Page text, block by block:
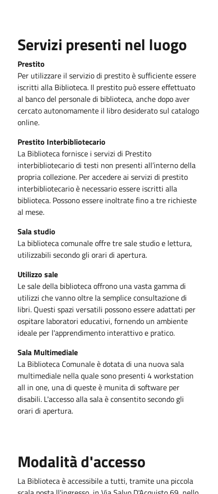
Servizi presenti nel luogo
Prestito
Per utilizzare il servizio di prestito è sufficiente essere
iscritti alla Biblioteca. Il prestito può essere effettuato
al banco del personale di biblioteca, anche dopo aver
cercato autonomamente il libro desiderato sul catalogo
online.
Prestito Interbibliotecario
La Biblioteca fornisce i servizi di Prestito
interbibliotecario di testi non presenti all’interno della
propria collezione. Per accedere ai servizi di prestito
interbibliotecario è necessario essere iscritti alla
biblioteca. Possono essere inoltrate fino a tre richieste
al mese.
Sala studio
La biblioteca comunale offre tre sale studio e lettura,
utilizzabili secondo gli orari di apertura.
Utilizzo sale
Le sale della biblioteca offrono una vasta gamma di
utilizzi che vanno oltre la semplice consultazione di
libri. Questi spazi versatili possono essere adattati per
ospitare laboratori educativi, fornendo un ambiente
ideale per l'apprendimento interattivo e pratico.
Sala Multimediale
La Biblioteca Comunale è dotata di una nuova sala
multimediale nella quale sono presenti 4 workstation
all in one, una di queste è munita di software per
disabili. L'accesso alla sala è consentito secondo gli
orari di apertura.
Modalità d'accesso
La Biblioteca è accessibile a tutti, tramite una piccola